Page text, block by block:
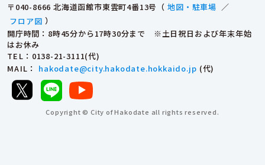
〒040-8666 北海道函館市東雲町4番13号（ 地図・駐車場 ／
フロア図 ）
開庁時間：8時45分から17時30分まで ※土日祝日および年末年始
はお休み
TEL ：0138-21-3111(代)
MAIL ： hakodate@city.hakodate.hokkaido.jp (代)
Copyright © City of Hakodate all rights reserved.